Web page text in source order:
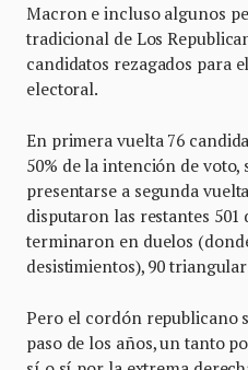
Macron e incluso algunos
tradicional de Los
candidatos rezagados para
electoral.
En primera vuelta 76
50% de la intención de voto,
presentarse a segunda
disputaron las restantes 501
terminaron en duelos
desistimientos), 90
Pero el cordón republicano
paso de los años, un tanto